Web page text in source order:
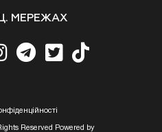
МЕРЕЖАХ
Reserved Powered by